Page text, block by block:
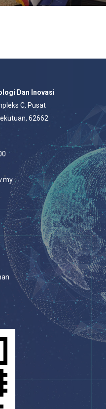
Dan Inovasi
C, Pusat
62662